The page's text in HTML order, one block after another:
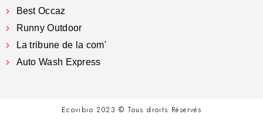
Best Occaz
Runny Outdoor
La tribune de la com'
Auto Wash Express
Ecovibio 2023 © Tous droits Réservés